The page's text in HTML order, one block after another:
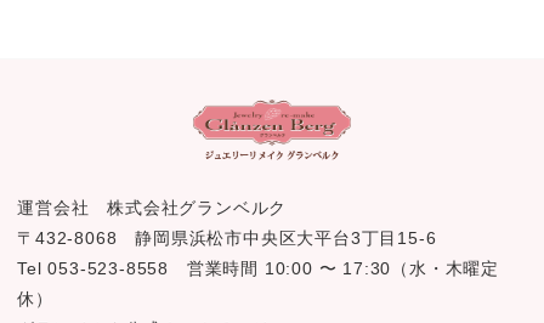
運営会社 株式会社グランベルク
〒432-8068 静岡県浜松市中央区大平台3丁目15-6
Tel 053-523-8558 営業時間 10:00 〜 17:30（水・木曜定
休）